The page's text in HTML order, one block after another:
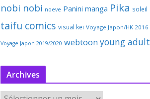
nobi nobi noeve Panini manga Pika soleil
taifu comics visual kei Voyage Japon/HK 2016
Voyage Japon 2019/2020 webtoon young adult
Archives